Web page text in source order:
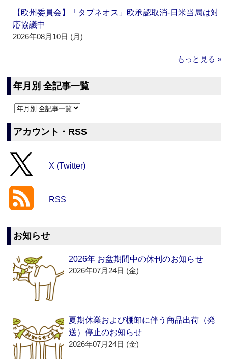
【欧州委員会】「タブネオス」欧承認取消‐日米当局は対
応協議中
2026年08月10日 (月)
もっと見る »
年月別 全記事一覧
アカウント・RSS
X (Twitter)
RSS
お知らせ
2026年 お盆期間中の休刊のお知らせ
2026年07月24日 (金)
夏期休業および棚卸に伴う商品出荷（発
送）停止のお知らせ
2026年07月24日 (金)